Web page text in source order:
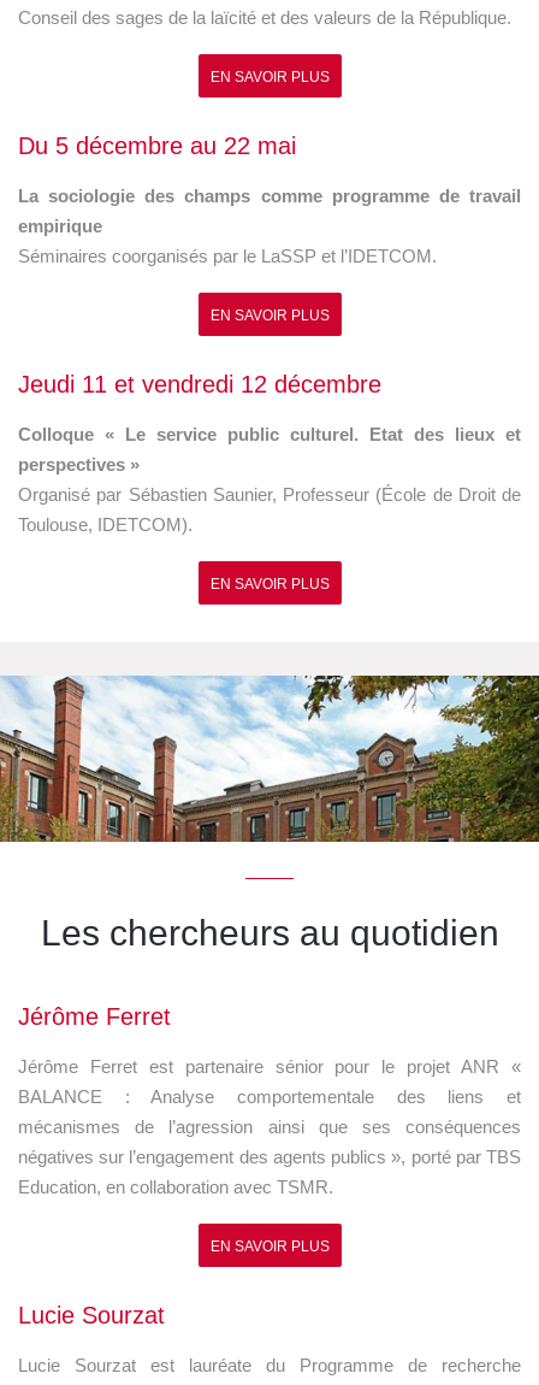
Conseil des sages de la laïcité et des valeurs de la République.
EN SAVOIR PLUS
Du 5 décembre au 22 mai
La sociologie des champs comme programme de travail
empirique
Séminaires coorganisés par le LaSSP et l’IDETCOM.
EN SAVOIR PLUS
Jeudi 11 et vendredi 12 décembre
Colloque « Le service public culturel. Etat des lieux et
perspectives »
Organisé par Sébastien Saunier, Professeur (École de Droit de
Toulouse, IDETCOM).
EN SAVOIR PLUS
Les chercheurs au quotidien
Jérôme Ferret
Jérôme Ferret est partenaire sénior pour le projet ANR «
BALANCE : Analyse comportementale des liens et
mécanismes de l’agression ainsi que ses conséquences
négatives sur l’engagement des agents publics », porté par TBS
Education, en collaboration avec TSMR.
EN SAVOIR PLUS
Lucie Sourzat
Lucie Sourzat est lauréate du Programme de recherche